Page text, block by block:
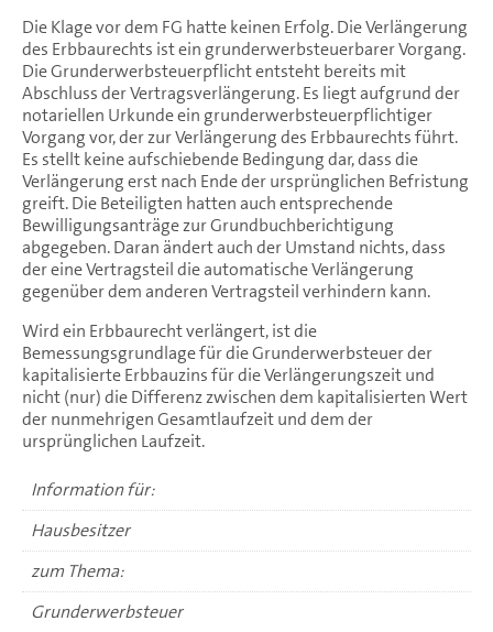
Die Klage vor dem FG hatte keinen Erfolg. Die Verlängerung
des Erbbaurechts ist ein grunderwerbsteuerbarer Vorgang.
Die Grunderwerbsteuerpflicht entsteht bereits mit
Abschluss der Vertragsverlängerung. Es liegt aufgrund der
notariellen Urkunde ein grunderwerbsteuerpflichtiger
Vorgang vor, der zur Verlängerung des Erbbaurechts führt.
Es stellt keine aufschiebende Bedingung dar, dass die
Verlängerung erst nach Ende der ursprünglichen Befristung
greift. Die Beteiligten hatten auch entsprechende
Bewilligungsanträge zur Grundbuchberichtigung
abgegeben. Daran ändert auch der Umstand nichts, dass
der eine Vertragsteil die automatische Verlängerung
gegenüber dem anderen Vertragsteil verhindern kann.
Wird ein Erbbaurecht verlängert, ist die
Bemessungsgrundlage für die Grunderwerbsteuer der
kapitalisierte Erbbauzins für die Verlängerungszeit und
nicht (nur) die Differenz zwischen dem kapitalisierten Wert
der nunmehrigen Gesamtlaufzeit und dem der
ursprünglichen Laufzeit.
Information für:
Hausbesitzer
zum Thema:
Grunderwerbsteuer